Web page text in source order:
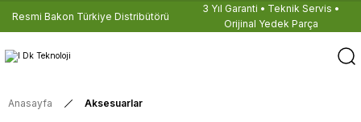
Resmi Bakon Türkiye Distribütörü
3 Yıl Garanti • Teknik Servis •
Orijinal Yedek Parça
Anasayfa Aksesuarlar